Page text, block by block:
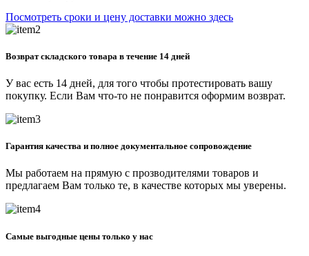
Посмотреть сроки и цену доставки можно здесь
Возврат складского товара в течение 14 дней
У вас есть 14 дней, для того чтобы протестировать вашу
покупку. Если Вам что-то не понравится оформим возврат.
Гарантия качества и полное документальное сопровождение
Мы работаем на прямую с прозводителями товаров и
предлагаем Вам только те, в качестве которых мы уверены.
Самые выгодные цены только у нас